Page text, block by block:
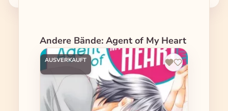
Produktgalerie überspringen
Andere Bände: Agent of My Heart
AUSVERKAUFT